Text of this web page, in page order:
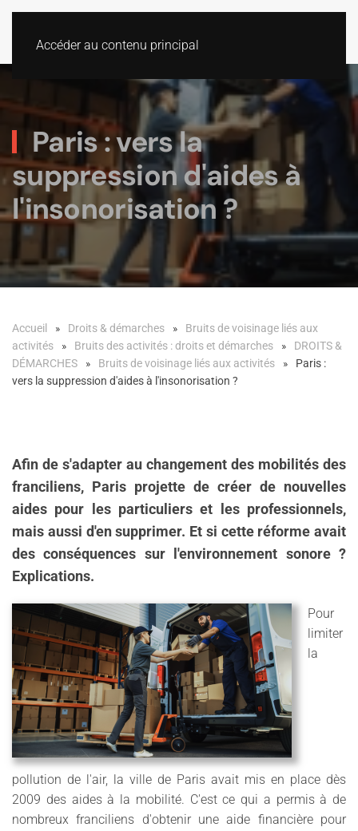
Accéder au contenu principal
Paris : vers la
suppression d'aides à
l'insonorisation ?
Accueil Droits & démarches
Bruits de voisinage liés aux
activités
Bruits des activités : droits et démarches
DROITS &
DÉMARCHES
Bruits de voisinage liés aux activités
Paris :
vers la suppression d'aides à l'insonorisation ?
Afin de s'adapter au changement des mobilités des
franciliens, Paris projette de créer de nouvelles
aides pour les particuliers et les professionnels,
mais aussi d'en supprimer. Et si cette réforme avait
des conséquences sur l'environnement sonore ?
Explications.
Pour
limiter
la
pollution de l'air, la ville de Paris avait mis en place dès
2009 des aides à la mobilité. C'est ce qui a permis à de
nombreux franciliens d'obtenir une aide financière pour